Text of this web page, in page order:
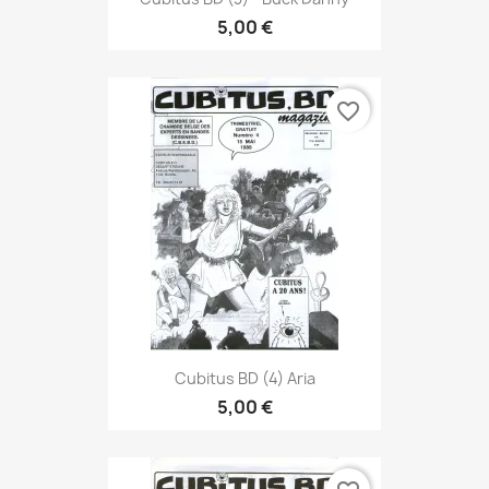
5,00 €
Cubitus BD (4) Aria
5,00 €
favorite_border